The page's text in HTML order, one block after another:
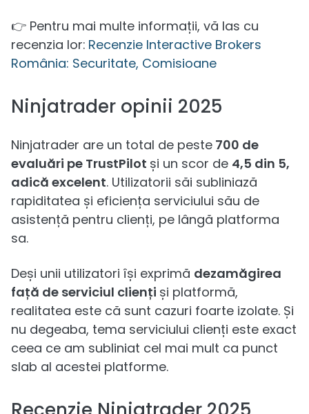
👉 Pentru mai multe informații, vă las cu
recenzia lor: Recenzie Interactive Brokers
România: Securitate, Comisioane
Ninjatrader opinii 2025
Ninjatrader are un total de peste 700 de
evaluări pe TrustPilot și un scor de 4,5 din 5,
adică excelent. Utilizatorii săi subliniază
rapiditatea și eficiența serviciului său de
asistență pentru clienți, pe lângă platforma
sa.
Deși unii utilizatori își exprimă dezamăgirea
față de serviciul clienți și platformă,
realitatea este că sunt cazuri foarte izolate. Și
nu degeaba, tema serviciului clienți este exact
ceea ce am subliniat cel mai mult ca punct
slab al acestei platforme.